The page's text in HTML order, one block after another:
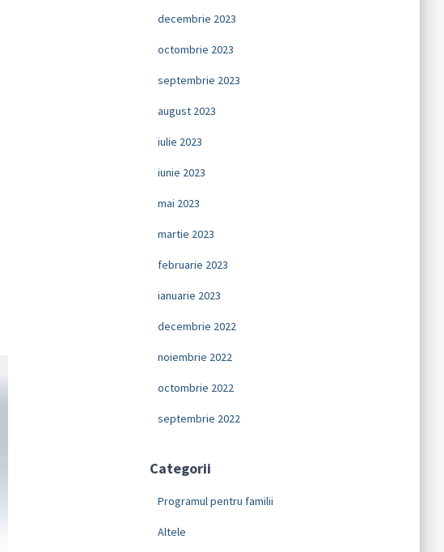
decembrie 2023
octombrie 2023
septembrie 2023
august 2023
iulie 2023
iunie 2023
mai 2023
martie 2023
februarie 2023
ianuarie 2023
decembrie 2022
noiembrie 2022
octombrie 2022
septembrie 2022
Categorii
Programul pentru familii
Altele